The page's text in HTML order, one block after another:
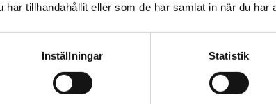
har tillhandahållit eller som de har samlat in när du har
Inställningar Statistik